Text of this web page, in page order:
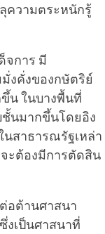
ความตระหนักรู้
จการ มี
งคั่งของกษัตริย์
น ในบางพื้นที่
ชั้นมากขึ้นโดยอิง
นสาธารณรัฐเหล่า
ะต้องมีการตัดสิน
อต้านศาสนา
งเป็นศาสนาที่